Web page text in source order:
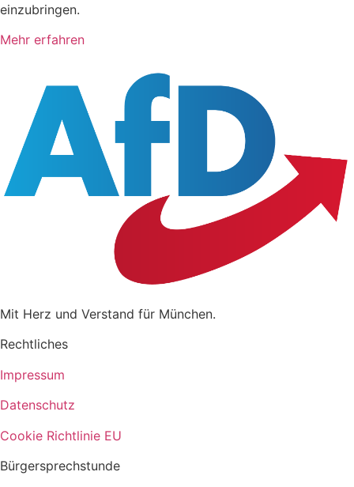
einzubringen.
Mehr erfahren
Mit Herz und Verstand für München.
Rechtliches
Impressum
Datenschutz
Cookie Richtlinie EU
Bürgersprechstunde